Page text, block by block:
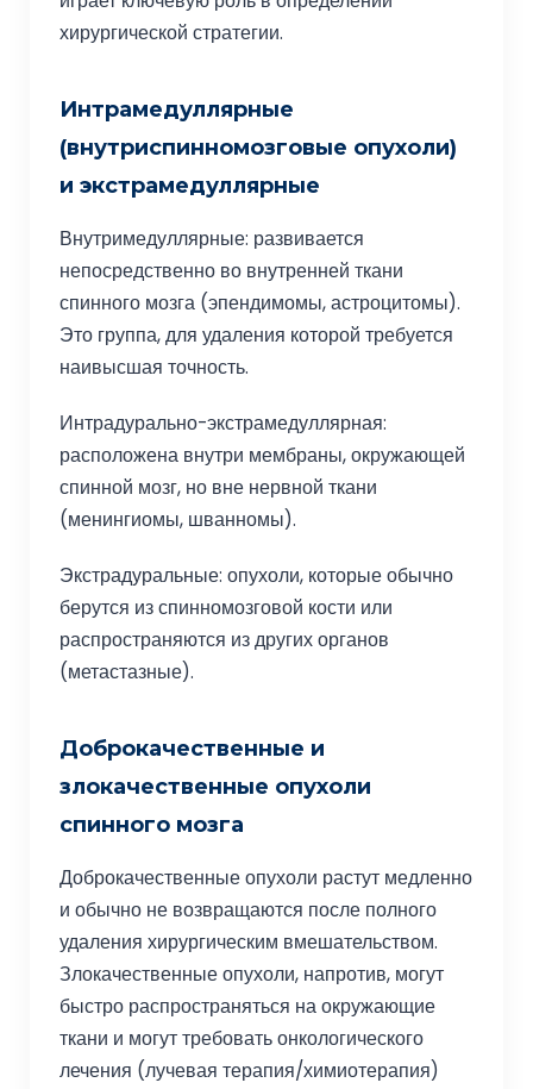
хирургической стратегии.
Интрамедуллярные
(внутриспинномозговые опухоли)
и экстрамедуллярные
Внутримедуллярные: развивается
непосредственно во внутренней ткани
спинного мозга (эпендимомы, астроцитомы).
Это группа, для удаления которой требуется
наивысшая точность.
Интрадурально-экстрамедуллярная:
расположена внутри мембраны, окружающей
спинной мозг, но вне нервной ткани
(менингиомы, шванномы).
Экстрадуральные: опухоли, которые обычно
берутся из спинномозговой кости или
распространяются из других органов
(метастазные).
Доброкачественные и
злокачественные опухоли
спинного мозга
Доброкачественные опухоли растут медленно
и обычно не возвращаются после полного
удаления хирургическим вмешательством.
Злокачественные опухоли, напротив, могут
быстро распространяться на окружающие
ткани и могут требовать онкологического
лечения (лучевая терапия/химиотерапия)